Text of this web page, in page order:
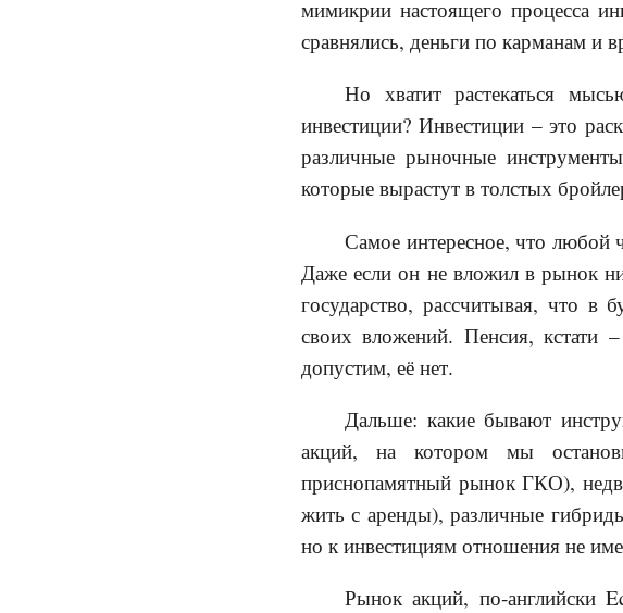
мимикрии настоящего процесса
сравнялись, деньги по карманам и
Но хватит растекаться
инвестиции? Инвестиции – это
различные рыночные
которые вырастут в толстых
Самое интересное, что любой
Даже если он не вложил в рынок
государство, рассчитывая, что в
своих вложений. Пенсия, кстати
допустим, её нет.
Дальше: какие бывают
акций, на котором мы
приснопамятный рынок ГКО),
жить с аренды), различные
но к инвестициям отношения не
Рынок акций, по-английски